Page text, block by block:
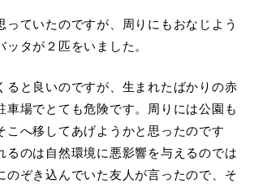
っていたのですが、周りにもおなじよう
タが２匹をいました。
ると良いのですが、生まれたばかりの赤
車場でとても危険です。周りには公園も
こへ移してあげようかと思ったのです
るのは自然環境に悪影響を与えるのでは
のぞき込んでいた友人が言ったので、そ